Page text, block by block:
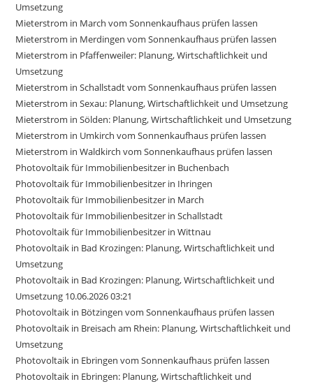
Umsetzung
Mieterstrom in March vom Sonnenkaufhaus prüfen lassen
Mieterstrom in Merdingen vom Sonnenkaufhaus prüfen lassen
Mieterstrom in Pfaffenweiler: Planung, Wirtschaftlichkeit und
Umsetzung
Mieterstrom in Schallstadt vom Sonnenkaufhaus prüfen lassen
Mieterstrom in Sexau: Planung, Wirtschaftlichkeit und Umsetzung
Mieterstrom in Sölden: Planung, Wirtschaftlichkeit und Umsetzung
Mieterstrom in Umkirch vom Sonnenkaufhaus prüfen lassen
Mieterstrom in Waldkirch vom Sonnenkaufhaus prüfen lassen
Photovoltaik für Immobilienbesitzer in Buchenbach
Photovoltaik für Immobilienbesitzer in Ihringen
Photovoltaik für Immobilienbesitzer in March
Photovoltaik für Immobilienbesitzer in Schallstadt
Photovoltaik für Immobilienbesitzer in Wittnau
Photovoltaik in Bad Krozingen: Planung, Wirtschaftlichkeit und
Umsetzung
Photovoltaik in Bad Krozingen: Planung, Wirtschaftlichkeit und
Umsetzung 10.06.2026 03:21
Photovoltaik in Bötzingen vom Sonnenkaufhaus prüfen lassen
Photovoltaik in Breisach am Rhein: Planung, Wirtschaftlichkeit und
Umsetzung
Photovoltaik in Ebringen vom Sonnenkaufhaus prüfen lassen
Photovoltaik in Ebringen: Planung, Wirtschaftlichkeit und